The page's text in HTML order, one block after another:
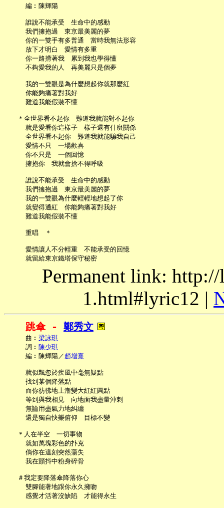
     編︰陳輝陽
     誰說不能承受　生命中的感動
     我們擁抱過　東京最美麗的夢
     你的一雙手有多普通　當時我無法形容
     放下才明白　愛情有多重
     你一路揹著我　累到我也學得懂
     不夠愛我的人　再美麗只是個夢
     我的一雙眼是為什麼想起你就那麼紅
     你能夠痛著對我好
     難道我能假裝不懂
   ＊全世界看不起你　難道我就能對不起你
     就是愛看你這樣子　樣子還有什麼關係
     全世界看不起你　難道我就能騙我自己
     愛情不只　一場歡喜
     你不只是　一個回憶
     擁抱你　我就會捨不得呼吸
     誰說不能承受　生命中的感動
     我們擁抱過　東京最美麗的夢
     我的一雙眼為什麼輕輕地想起了你
     就變得通紅　你能夠痛著對我好
     難道我能假裝不懂
     重唱　＊
     愛情讓人不分輕重　不能承受的回憶
Permanent link:
1.html#lyric12 |
跳傘 - 鄭秀文
     曲︰
梁詠琪
     詞︰
陳少琪
     編︰陳輝陽／
趙增熹
     就似飄忽於疾風中毫無疑點
     找到某個降落點
     而你彷彿地上漸變大紅紅圓點
     等到與我相見　向地面我盡量沖刺
     無論用盡氣力地糾纏
     還是獨自快樂俯仰　目標不變
   ＊人在半空　一切事物
     就如萬塊彩色的扑克
     倘你在這刻突然蕩失
     我在顫抖中粉身碎骨
   ＃我定要降落傘降落你心
     雙腳能著地跟你永久擁吻
     感覺才活著沒缺陷　才能得永生